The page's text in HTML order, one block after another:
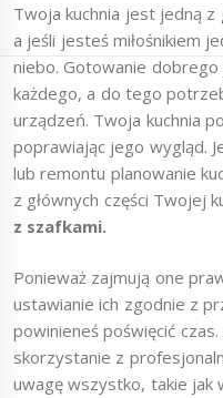
Twoja kuchnia jest jedną
a jeśli jesteś miłośnikiem
niebo. Gotowanie
każdego, a do tego
urządzeń. Twoja kuchnia
poprawiając jego wygląd.
lub remontu planowanie
z głównych części Twojej
z szafkami.
Ponieważ zajmują one
ustawianie ich zgodnie z
powinieneś poświęcić
skorzystanie z
uwagę wszystko, takie